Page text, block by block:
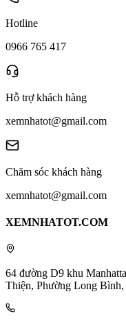
Hotline
0966 765 417
Hỗ trợ khách hàng
xemnhatot@gmail.com
Chăm sóc khách hàng
xemnhatot@gmail.com
XEMNHATOT.COM
64 đường D9 khu
Thiện, Phường Long